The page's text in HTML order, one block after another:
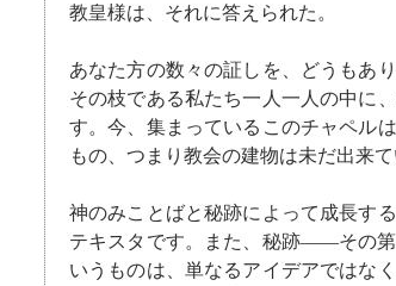
教皇様は、それに答えられた。
あなた方の数々の証しを、どうもあ
その枝である私たち一人一人の中に
す。今、集まっているこのチャペル
もの、つまり教会の建物は未だ出来
神のみことばと秘跡によって成長す
テキスタです。また、秘跡――その
いうものは、単なるアイデアではな